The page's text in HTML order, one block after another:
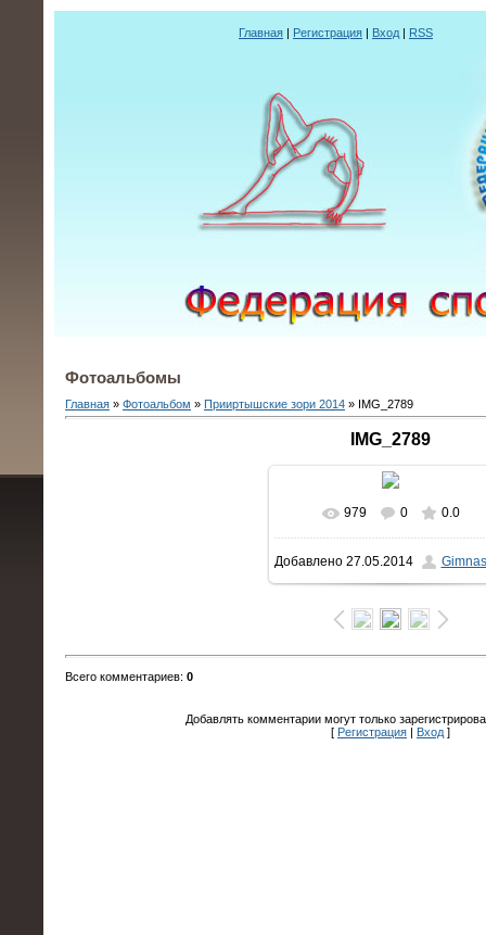
Главная | Регистрация | Вход | RSS
Фотоальбомы
Главная » Фотоальбом » Прииртышские зори 2014 » IMG_2789
IMG_2789
В реальном размере
1600x1066/ 169.8Kb
979 0 0.0
Добавлено27.05.2014
Всего комментариев: 0
Добавлять комментарии могут только
[ Регистрация Вход]